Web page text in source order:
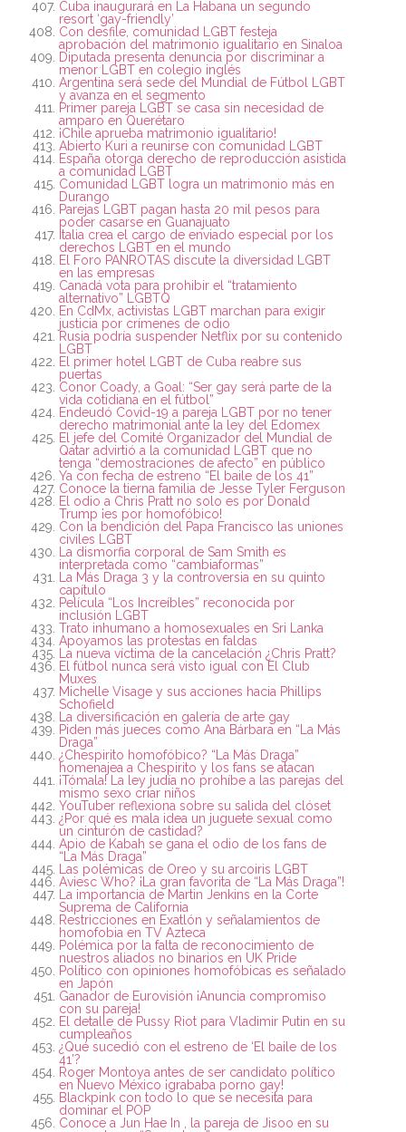
Cuba inaugurará en La Habana un segundo
resort ‘gay-friendly’
Con desfile, comunidad LGBT festeja
aprobación del matrimonio igualitario en Sinaloa
Diputada presenta denuncia por discriminar a
menor LGBT en colegio inglés
Argentina será sede del Mundial de Fútbol LGBT
y avanza en el segmento
Primer pareja LGBT se casa sin necesidad de
amparo en Querétaro
¡Chile aprueba matrimonio igualitario!
Abierto Kuri a reunirse con comunidad LGBT
España otorga derecho de reproducción asistida
a comunidad LGBT
Comunidad LGBT logra un matrimonio más en
Durango
Parejas LGBT pagan hasta 20 mil pesos para
poder casarse en Guanajuato
Italia crea el cargo de enviado especial por los
derechos LGBT en el mundo
El Foro PANROTAS discute la diversidad LGBT
en las empresas
Canadá vota para prohibir el “tratamiento
alternativo” LGBTQ
En CdMx, activistas LGBT marchan para exigir
justicia por crímenes de odio
Rusia podría suspender Netflix por su contenido
LGBT
El primer hotel LGBT de Cuba reabre sus
puertas
Conor Coady, a Goal: “Ser gay será parte de la
vida cotidiana en el fútbol”
Endeudó Covid-19 a pareja LGBT por no tener
derecho matrimonial ante la ley del Edomex
El jefe del Comité Organizador del Mundial de
Qatar advirtió a la comunidad LGBT que no
tenga “demostraciones de afecto” en público
Ya con fecha de estreno “El baile de los 41”
Conoce la tierna familia de Jesse Tyler Ferguson
El odio a Chris Pratt no solo es por Donald
Trump ¡es por homofóbico!
Con la bendición del Papa Francisco las uniones
civiles LGBT
La dismorfia corporal de Sam Smith es
interpretada como “cambiaformas”
La Más Draga 3 y la controversia en su quinto
capítulo
Película “Los Increíbles” reconocida por
inclusión LGBT
Trato inhumano a homosexuales en Sri Lanka
Apoyamos las protestas en faldas
La nueva víctima de la cancelación ¿Chris Pratt?
El fútbol nunca será visto igual con El Club
Muxes
Michelle Visage y sus acciones hacia Phillips
Schofield
La diversificación en galería de arte gay
Piden más jueces como Ana Bárbara en “La Más
Draga”
¿Chespirito homofóbico? “La Más Draga”
homenajea a Chespirito y los fans se atacan
¡Tómala! La ley judía no prohíbe a las parejas del
mismo sexo criar niños
YouTuber reflexiona sobre su salida del clóset
¿Por qué es mala idea un juguete sexual como
un cinturón de castidad?
Apio de Kabah se gana el odio de los fans de
“La Más Draga”
Las polémicas de Oreo y su arcoiris LGBT
Aviesc Who? ¡La gran favorita de “La Más Draga”!
La importancia de Martin Jenkins en la Corte
Suprema de California
Restricciones en Exatlón y señalamientos de
homofobia en TV Azteca
Polémica por la falta de reconocimiento de
nuestros aliados no binarios en UK Pride
Político con opiniones homofóbicas es señalado
en Japón
Ganador de Eurovisión ¡Anuncia compromiso
con su pareja!
El detalle de Pussy Riot para Vladimir Putin en su
cumpleaños
¿Qué sucedió con el estreno de ‘El baile de los
41’?
Roger Montoya antes de ser candidato político
en Nuevo México ¡grababa porno gay!
Blackpink con todo lo que se necesita para
dominar el POP
Conoce a Jun Hae In , la pareja de Jisoo en su